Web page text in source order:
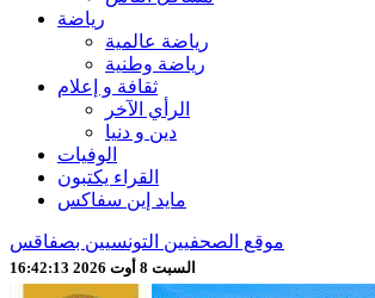
رياضة
رياضة عالمية
رياضة وطنية
ثقافة و إعلام
الرأي الآخر
دين و دنيا
الوفيات
القراء يكتبون
مايد إين سفاكس
موقع الصحفيين التونسيين بصفاقس
السبت 8 أوت 2026 16:42:15